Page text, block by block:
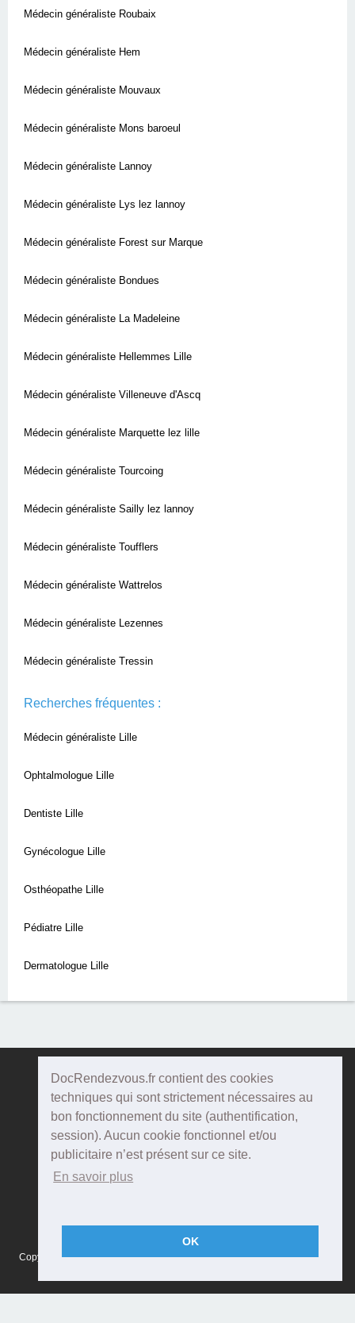
DocRendezvous.fr contient des cookies
techniques qui sont strictement nécessaires au
bon fonctionnement du site (authentification,
session). Aucun cookie fonctionnel et/ou
publicitaire n’est présent sur ce site.
En savoir plus
OK
Médecin généraliste Roubaix
Médecin généraliste Hem
Médecin généraliste Mouvaux
Médecin généraliste Mons baroeul
Médecin généraliste Lannoy
Médecin généraliste Lys lez lannoy
Médecin généraliste Forest sur Marque
Médecin généraliste Bondues
Médecin généraliste La Madeleine
Médecin généraliste Hellemmes Lille
Médecin généraliste Villeneuve d'Ascq
Médecin généraliste Marquette lez lille
Médecin généraliste Tourcoing
Médecin généraliste Sailly lez lannoy
Médecin généraliste Toufflers
Médecin généraliste Wattrelos
Médecin généraliste Lezennes
Médecin généraliste Tressin
Recherches fréquentes :
Médecin généraliste Lille
Ophtalmologue Lille
Dentiste Lille
Gynécologue Lille
Osthéopathe Lille
Pédiatre Lille
Dermatologue Lille
DocRendezvous
Qui sommes-nous ?
Conditions Générales d'utilisation
Copyright © 2015 DOCRENDEZVOUS, tous droits réservés - CFTS 44 rue